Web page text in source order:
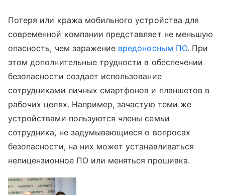
Потеря или кража мобильного устройства для
современной компании представляет не меньшую
опасность, чем заражение вредоносным ПО. При
этом дополнительные трудности в обеспечении
безопасности создает использование
сотрудниками личных смартфонов и планшетов в
рабочих целях. Например, зачастую теми же
устройствами пользуются члены семьи
сотрудника, не задумывающиеся о вопросах
безопасности, на них может устанавливаться
нелицензионное ПО или меняться прошивка.